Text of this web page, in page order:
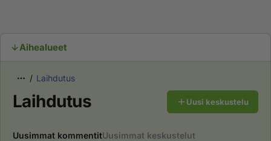
Aihealueet
Laihdutus
Laihdutus Uusi keskustelu
Uusimmat kommentitUusimmat keskustelut